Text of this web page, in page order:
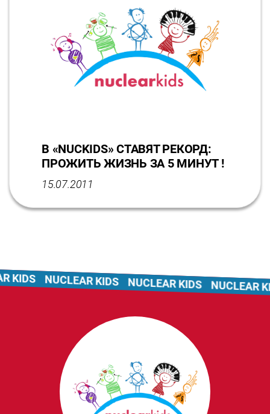
В «NUCKIDS» СТАВЯТ РЕКОРД:
ПРОЖИТЬ ЖИЗНЬ ЗА 5 МИНУТ !
15.07.2011
NUCLEAR KIDS NUCLEAR KIDS NUCLEAR